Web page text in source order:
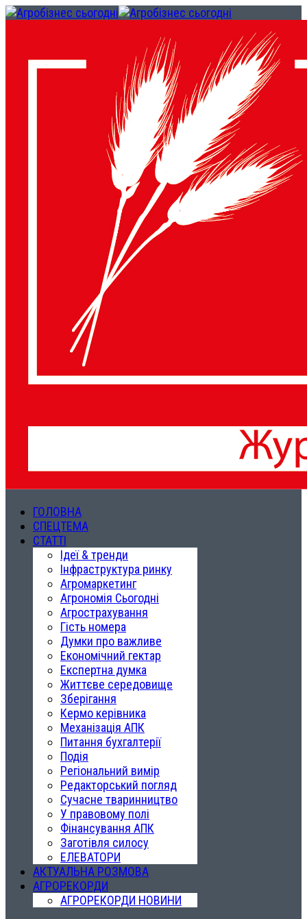
ГОЛОВНА
СПЕЦТЕМА
СТАТТІ
Ідеї & тренди
Інфраструктура ринку
Агромаркетинг
Агрономія Сьогодні
Агрострахування
Гість номера
Думки про важливе
Економічний гектар
Експертна думка
Життєве середовище
Зберігання
Кермо керівника
Механізація АПК
Питання бухгалтерії
Подія
Регіональний вимір
Редакторський погляд
Сучасне тваринництво
У правовому полі
Фінансування АПК
Заготівля силосу
ЕЛЕВАТОРИ
АКТУАЛЬНА РОЗМОВА
АГРОРЕКОРДИ
АГРОРЕКОРДИ НОВИНИ